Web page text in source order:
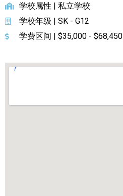
加拿大房地产网站
大多伦多教育网站
加拿大银行贷款机构
学校属性 | 私立学校
学校年级 | SK - G12
学费区间 | $35,000 - $68,450